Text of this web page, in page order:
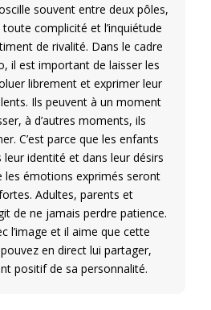
souvent entre deux pôles,
complicité et l’inquiétude
de rivalité. Dans le cadre
il est important de laisser les
librement et exprimer leur
Ils peuvent à un moment
à d’autres moments, ils
C’est parce que les enfants
identité et dans leur désirs
les émotions exprimés seront
Adultes, parents et
de ne jamais perdre patience.
l’image et il aime que cette
en direct lui partager,
positif de sa personnalité.